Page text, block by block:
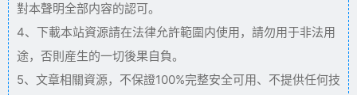
對本聲明全部内容的認可。
4、下載本站資源請在法律允許範圍内使用，請勿用于非法用
途，否則産生的一切後果自負。
5、文章相關資源，不保證100%完整安全可用、不提供任何技